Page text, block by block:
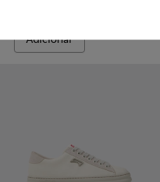
Adicionar